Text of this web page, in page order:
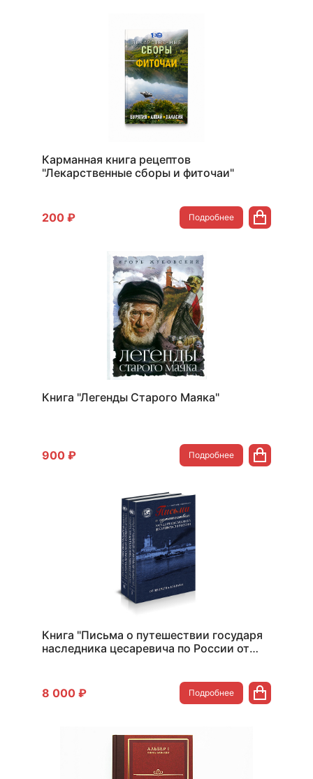
Карманная книга рецептов
"Лекарственные сборы и фиточаи"
200 ₽ Подробнее
Книга "Легенды Старого Маяка"
900 ₽ Подробнее
Книга "Письма о путешествии государя
наследника цесаревича по России от
8 000 ₽ Подробнее